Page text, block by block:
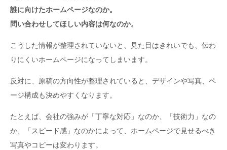
誰に向けたホームページなのか。
問い合わせしてほしい内容は何なのか。
こうした情報が整理されていないと、見た目はきれいでも、伝わ
りにくいホームページになってしまいます。
反対に、原稿の方向性が整理されていると、デザインや写真、ペ
ージ構成も決めやすくなります。
たとえば、会社の強みが「丁寧な対応」なのか、「技術力」なの
か、「スピード感」なのかによって、ホームページで見せるべき
写真やコピーは変わります。